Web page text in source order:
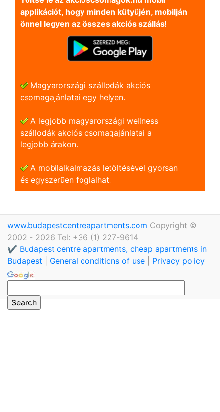
applikációt, hogy minden kütyüjén, mobilján
önnel legyen az összes akciós szállás!
Magyarországi szállodák akciós
csomagajánlatai egy helyen.
A legjobb magyarországi wellness
szállodák akciós csomagajánlatai a
legjobb árakon.
A mobilalkalmazás letöltésével gyorsan
és egyszerũen foglalhat.
www.budapestcentreapartments.com Copyright ©
2002 - 2026 Tel: +36 (1) 227-9614
✔️ Budapest centre apartments, cheap apartments in
Budapest
General conditions of use Privacy policy